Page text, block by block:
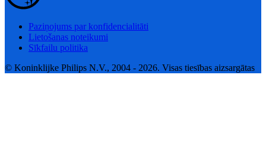
Paziņojums par konfidencialitāti
Lietošanas noteikumi
Sīkfailu politika
© Koninklijke Philips N.V., 2004 - 2026. Visas tiesības aizsargātas